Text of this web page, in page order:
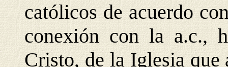
católicos de acuerdo
conexión con la a.c.,
Cristo, de la Iglesia que